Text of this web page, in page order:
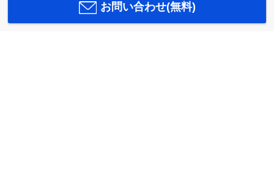
お問い合わせ(無料)